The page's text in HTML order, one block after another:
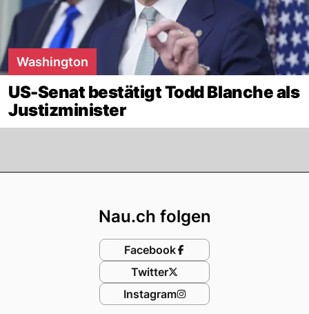
Washington
US-Senat bestätigt Todd Blanche als
Justizminister
Nau.ch folgen
Facebook
Twitter
Instagram